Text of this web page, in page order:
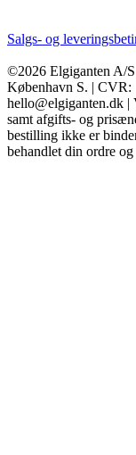
Salgs- og
©2026 Elgiganten A/
København S. | CVR:
hello@elgiganten.dk
samt afgifts- og
bestilling ikke er
behandlet din ordre